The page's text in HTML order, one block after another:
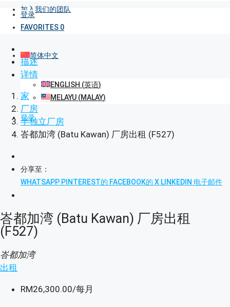
加入我们的团队
简体中文
ENGLISH (英语)
MELAYU (MALAY)
登录
登录
FAVORITES 0
描述
详情
家
厂房
半独立厂房
峇都加湾 (Batu Kawan) 厂房出租 (F527)
分享至：
WHATSAPP PINTEREST的 FACEBOOK的 X LINKEDIN 电子邮件
峇都加湾 (Batu Kawan) 厂房出租
(F527)
峇都加湾
出租
RM26,300.00/每月